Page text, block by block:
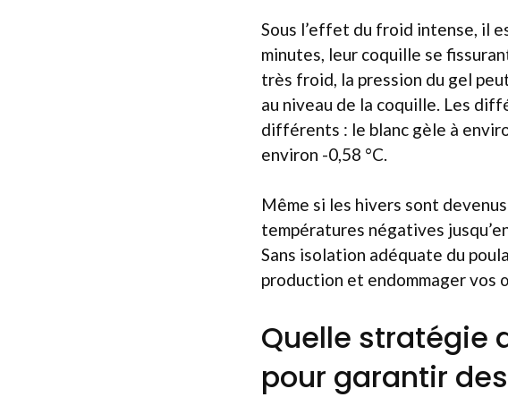
Sous l’effet du froid intense, il
minutes, leur coquille se
très froid, la pression du gel
au niveau de la coquille. Les
différents : le blanc gèle à
environ -0,58 °C.
Même si les hivers sont
températures négatives
Sans isolation adéquate du
production et endommager vos
Quelle stratégie
pour garantir